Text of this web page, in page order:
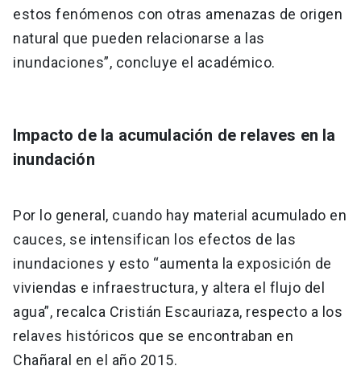
estos fenómenos con otras amenazas de origen
natural que pueden relacionarse a las
inundaciones”, concluye el académico.
Impacto de la acumulación de relaves en la
inundación
Por lo general, cuando hay material acumulado en
cauces, se intensifican los efectos de las
inundaciones y esto “aumenta la exposición de
viviendas e infraestructura, y altera el flujo del
agua”, recalca Cristián Escauriaza, respecto a los
relaves históricos que se encontraban en
Chañaral en el año 2015.